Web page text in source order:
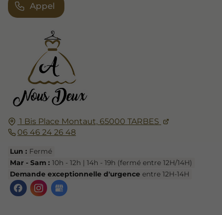
1 Bis Place Montaut, 65000 TARBES
06 46 24 26 48
Lun : Fermé
Mar - Sam : 10h - 12h | 14h - 19h (fermé entre 12H/14H)
Demande exceptionnelle d'urgence entre 12H-14H
Appel